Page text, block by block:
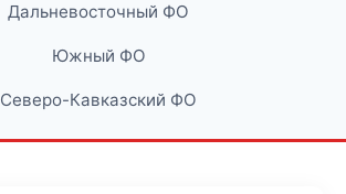
Дальневосточный ФО
Южный ФО
Северо-Кавказский ФО